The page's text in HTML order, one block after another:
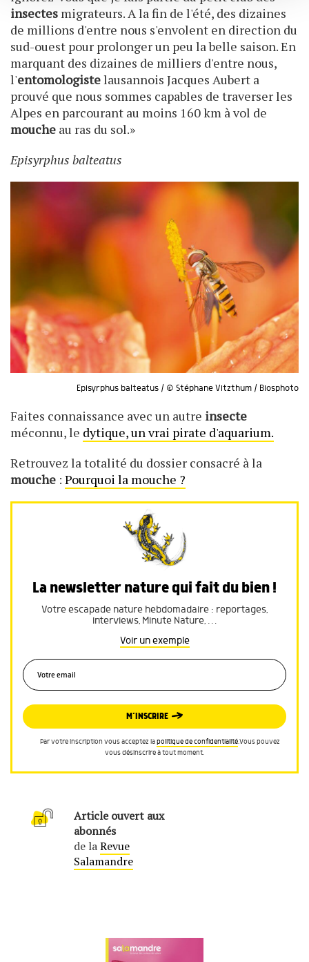
services.
insectes migrateurs. A la fin de l'été, des dizaines
de millions d'entre nous s'envolent en direction du
sud-ouest pour prolonger un peu la belle saison. En
marquant des dizaines de milliers d'entre nous,
l'entomologistelausannois Jacques Aubert a
prouvé que nous sommes capables de traverser les
Alpes en parcourant au moins 160 km à vol de
mouche au ras du sol.»
Episyrphus balteatus
Episyrphus balteatus / © Stéphane Vitzthum / Biosphoto
Faites connaissance avec un autre insecte
méconnu, le dytique, un vrai pirate d'aquarium.
Retrouvez la totalité du dossier consacré à la
mouche : Pourquoi la mouche ?
La newsletter nature qui fait du bien !
Votre escapade nature hebdomadaire : reportages,
interviews, Minute Nature, …
Voir un exemple
M’INSCRIRE
Par votre inscription vous acceptez lapolitique de confidentialité.Vous pouvez
vous désinscrire à tout moment.
Article ouvert aux
abonnés
de laRevue
Salamandre